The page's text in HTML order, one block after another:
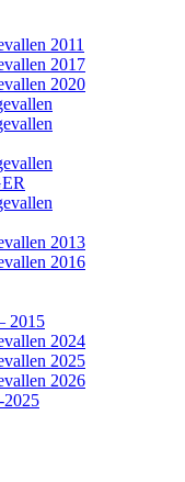
2011
2017
2020
2013
2016
2015
2024
2025
2026
2025